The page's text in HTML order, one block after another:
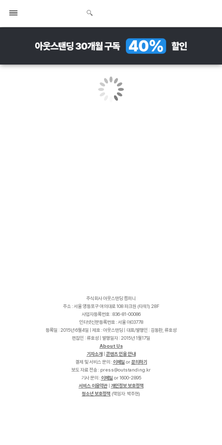
주식회사 아웃스탠딩 컴퍼니
주소 : 서울 영등포구 여의대로 108 파크원 (타워1) 28F
사업자등록번호 : 836-81-00086
인터넷신문등록번호 : 서울 아03778
등록일 : 2015년 6월4일 | 제호 : 아웃스탠딩 | 대표/발행인 : 김동환, 류호성
편집인 : 류호성 | 발행일자 : 2015년 1월17일
About Us
기자소개
콘텐츠 인용 안내
결제 및 서비스 문의 : 이메일 or문의하기
보도 자료 전송 :
r
k
.
g
n
i
d
n
a
t
s
t
u
o
@
s
s
e
r
p
기사 문의 : 이메일 or 1600-2895
서비스 이용약관| 개인정보 보호정책
청소년 보호정책 (책임자: 박주현)